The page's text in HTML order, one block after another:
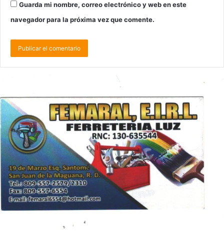
Guarda mi nombre, correo electrónico y web en este
navegador para la próxima vez que comente.